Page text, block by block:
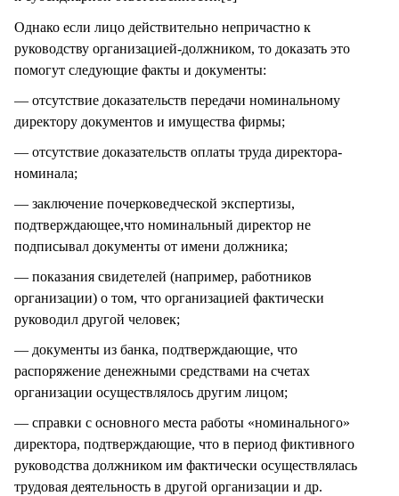
Однако если лицо действительно непричастно к
руководству организацией-должником, то доказать это
помогут следующие факты и документы:
— отсутствие доказательств передачи номинальному
директору документов и имущества фирмы;
— отсутствие доказательств оплаты труда директора-
номинала;
— заключение почерковедческой экспертизы,
подтверждающее,что номинальный директор не
подписывал документы от имени должника;
— показания свидетелей (например, работников
организации) о том, что организацией фактически
руководил другой человек;
— документы из банка, подтверждающие, что
распоряжение денежными средствами на счетах
организации осуществлялось другим лицом;
— справки с основного места работы «номинального»
директора, подтверждающие, что в период фиктивного
руководства должником им фактически осуществлялась
трудовая деятельность в другой организации и др.